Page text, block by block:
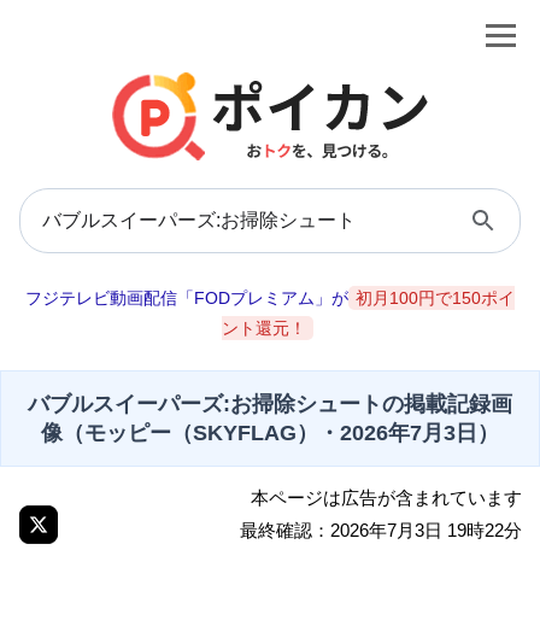
フジテレビ動画配信「FODプレミアム」が 初月100円で150ポイ
ント還元！
バブルスイーパーズ:お掃除シュートの掲載記録画
像（モッピー（SKYFLAG）・2026年7月3日）
本ページは広告が含まれています
最終確認：2026年7月3日 19時22分